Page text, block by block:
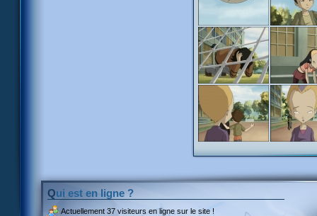
Qui est en ligne ?
Actuellement 37 visiteurs en ligne sur le site !